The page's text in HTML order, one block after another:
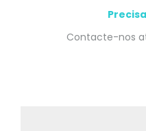
Contacte-nos